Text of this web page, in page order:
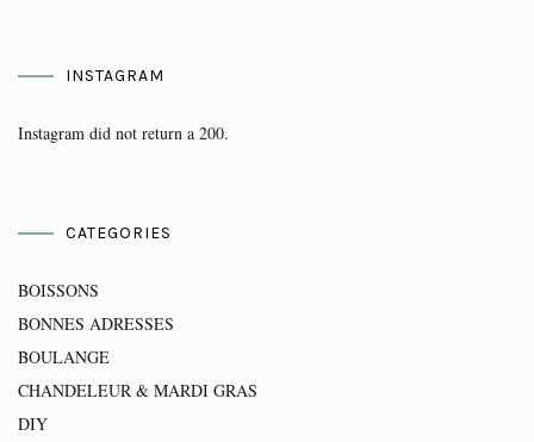
INSTAGRAM
Instagram did not return a 200.
CATEGORIES
BOISSONS
BONNES ADRESSES
BOULANGE
CHANDELEUR & MARDI GRAS
DIY